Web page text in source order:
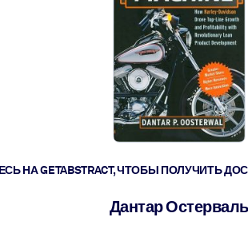
НА GETABSTRACT, ЧТОБЫ ПОЛУЧИТЬ
Дантар Остерваль